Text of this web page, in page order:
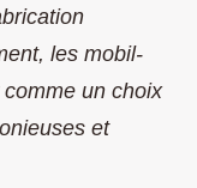
les mobil-
un choix
et